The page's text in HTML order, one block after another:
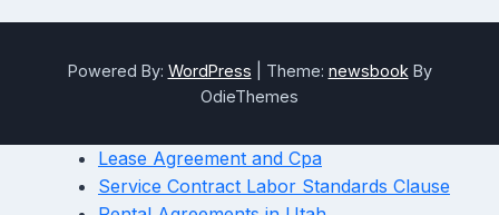
Powered By: WordPress Theme: newsbook By
OdieThemes
Lease Agreement and Cpa
Service Contract Labor Standards Clause